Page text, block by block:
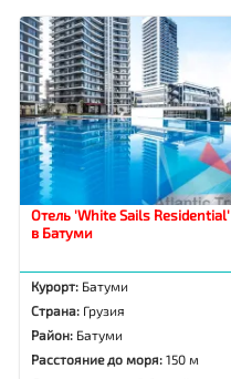
Отель 'White Sails Residential'
в Батуми
Курорт: Батуми
Страна: Грузия
Район: Батуми
Расстояние до моря:150 м